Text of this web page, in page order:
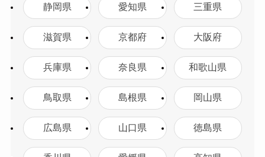
静岡県 愛知県 三重県
滋賀県 京都府 大阪府
兵庫県 奈良県 和歌山県
鳥取県 島根県 岡山県
広島県 山口県 徳島県